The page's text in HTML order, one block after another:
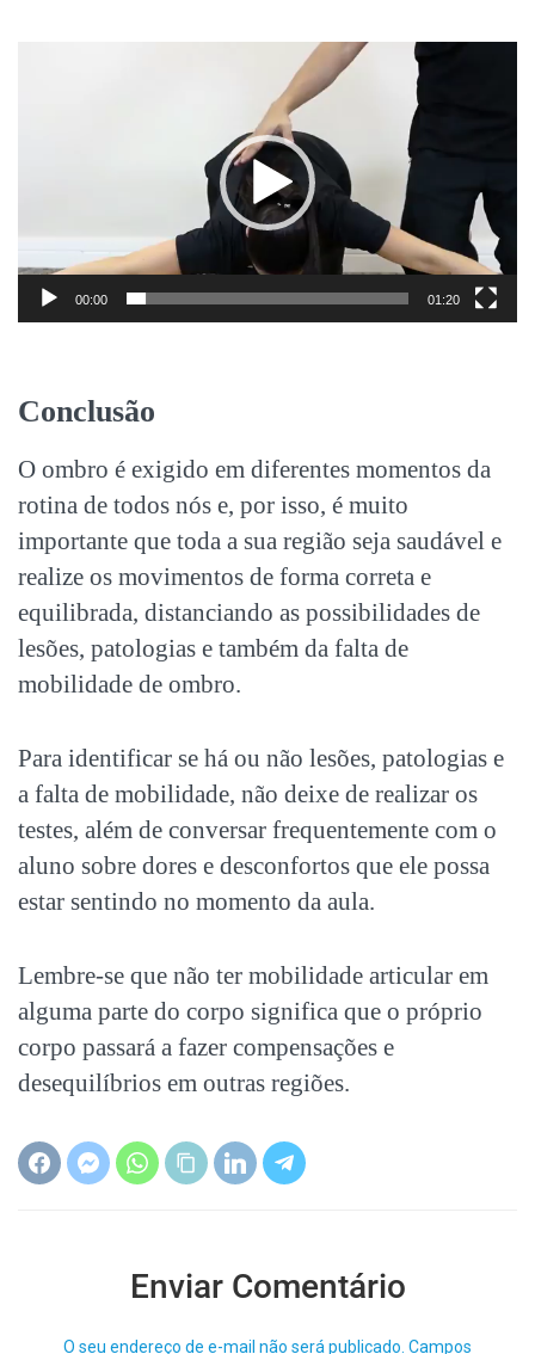
00:00 01:20
Conclusão
O ombro é exigido em diferentes momentos da
rotina de todos nós e, por isso, é muito
importante que toda a sua região seja saudável e
realize os movimentos de forma correta e
equilibrada, distanciando as possibilidades de
lesões, patologias e também da falta de
mobilidade de ombro.
Para identificar se há ou não lesões, patologias e
a falta de mobilidade, não deixe de realizar os
testes, além de conversar frequentemente com o
aluno sobre dores e desconfortos que ele possa
estar sentindo no momento da aula.
Lembre-se que não ter mobilidade articular em
alguma parte do corpo significa que o próprio
corpo passará a fazer compensações e
desequilíbrios em outras regiões.
Enviar Comentário
O seu endereço de e-mail não será publicado. Campos